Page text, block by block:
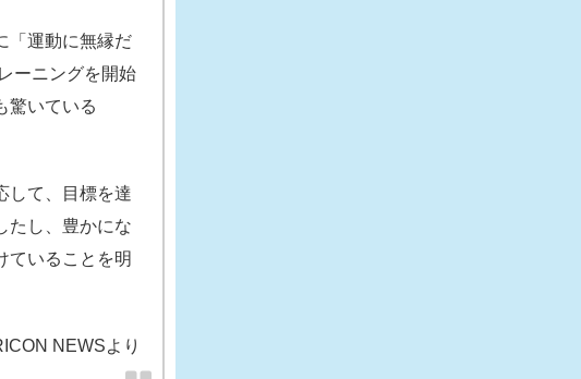
「運動に無縁だ
ーニングを開始
驚いている
して、目標を達
たし、豊かにな
ていることを明
NEWSより